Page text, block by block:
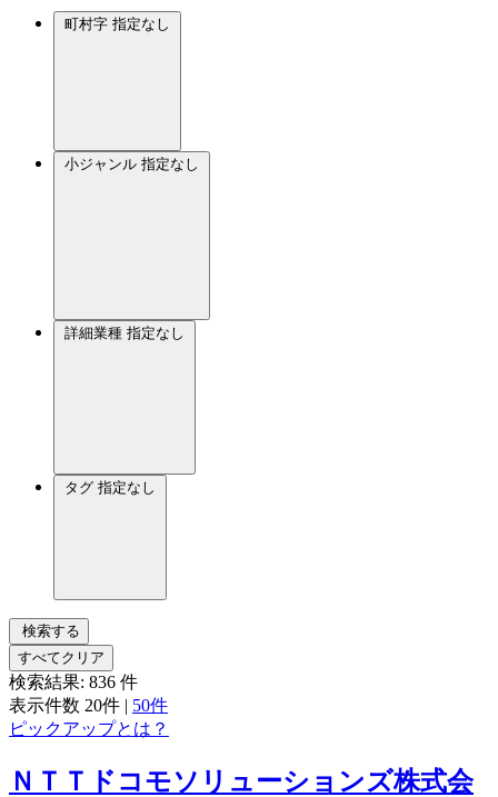
町村字 指定なし
小ジャンル 指定なし
詳細業種 指定なし
タグ 指定なし
検索する
すべてクリア
検索結果: 836 件
表示件数 20件 | 50件
ピックアップとは？
ＮＴＴドコモソリューションズ株式会